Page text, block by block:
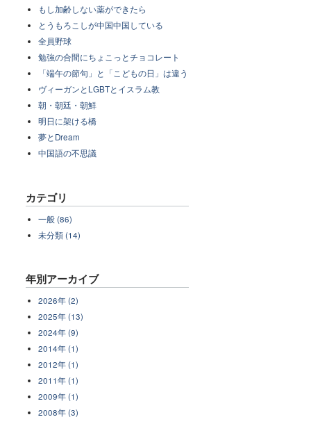
もし加齢しない薬ができたら
とうもろこしが中国中国している
全員野球
勉強の合間にちょこっとチョコレート
「端午の節句」と「こどもの日」は違う
ヴィーガンとLGBTとイスラム教
朝・朝廷・朝鮮
明日に架ける橋
夢とDream
中国語の不思議
カテゴリ
一般 (86)
未分類 (14)
年別アーカイブ
2026年 (2)
2025年 (13)
2024年 (9)
2014年 (1)
2012年 (1)
2011年 (1)
2009年 (1)
2008年 (3)